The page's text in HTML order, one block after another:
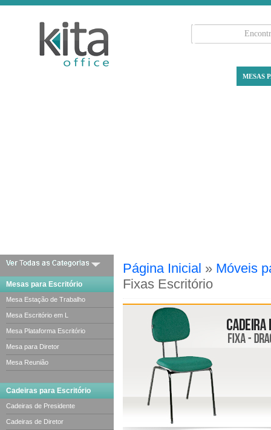
MESAS
Mesas para Escritório
Mesa Estação de Trabalho
Mesa Escritório em L
Mesa Plataforma Escritório
Mesa para Diretor
Mesa Reunião
Cadeiras para Escritório
Cadeiras de Presidente
Cadeiras de Diretor
Página Inicial » Móveis
Fixas Escritório